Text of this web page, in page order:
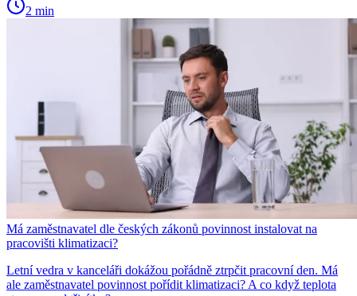
2 min
Má zaměstnavatel dle českých zákonů povinnost instalovat na
pracovišti klimatizaci?
Letní vedra v kanceláři dokážou pořádně ztrpčit pracovní den. Má
ale zaměstnavatel povinnost pořídit klimatizaci? A co když teplota